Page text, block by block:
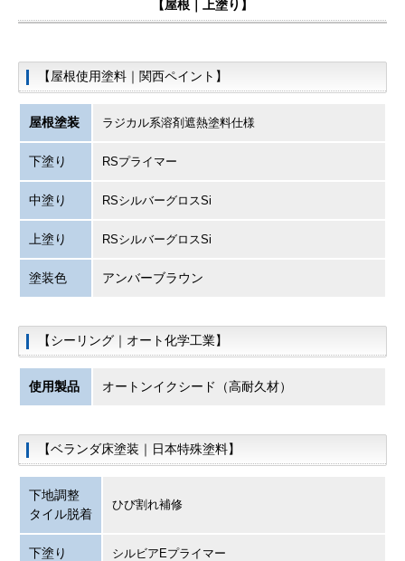
【屋根｜上塗り】
【屋根使用塗料｜関西ペイント】
屋根塗装 ラジカル系溶剤遮熱塗料仕様
下塗り RSプライマー
中塗り RSシルバーグロスSi
上塗り RSシルバーグロスSi
塗装色 アンバーブラウン
【シーリング｜オート化学工業】
使用製品 オートンイクシード（高耐久材）
【ベランダ床塗装｜日本特殊塗料】
下地調整
タイル脱着
ひび割れ補修
下塗り シルビアEプライマー